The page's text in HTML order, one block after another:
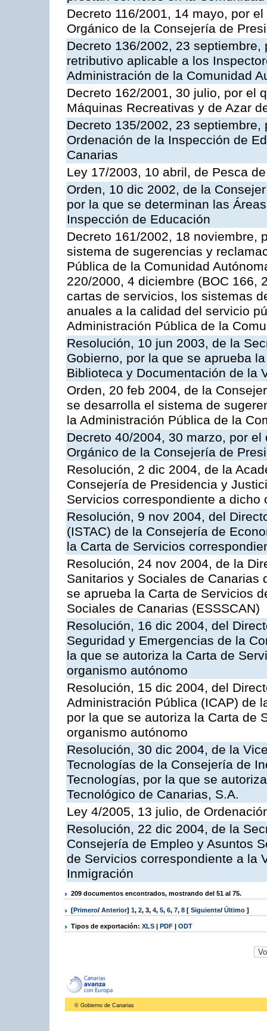
Decreto 116/2001, 14 mayo, por
Orgánico de la Consejería de
Decreto 136/2002, 23
retributivo aplicable a los
Administración de la Comunidad
Decreto 162/2001, 30 julio, por el
Máquinas Recreativas y de Azar
Decreto 135/2002, 23
Ordenación de la Inspección de
Canarias
Ley 17/2003, 10 abril, de Pesca
Orden, 10 dic 2002, de la
por la que se determinan las
Inspección de Educación
Decreto 161/2002, 18 noviembre,
sistema de sugerencias y
Pública de la Comunidad
220/2000, 4 diciembre (BOC 166,
cartas de servicios, los sistemas
anuales a la calidad del servicio
Administración Pública de la
Resolución, 10 jun 2003, de la
Gobierno, por la que se aprueba
Biblioteca y Documentación de la
Orden, 20 feb 2004, de la
se desarrolla el sistema de
la Administración Pública de la
Decreto 40/2004, 30 marzo, por
Orgánico de la Consejería de
Resolución, 2 dic 2004, de la
Consejería de Presidencia y
Servicios correspondiente a dicho
Resolución, 9 nov 2004, del
(ISTAC) de la Consejería de
la Carta de Servicios
Resolución, 24 nov 2004, de la
Sanitarios y Sociales de Canarias
se aprueba la Carta de Servicios
Sociales de Canarias (ESSSCAN)
Resolución, 16 dic 2004, del
Seguridad y Emergencias de la
la que se autoriza la Carta de
organismo autónomo
Resolución, 15 dic 2004, del
Administración Pública (ICAP) de
por la que se autoriza la Carta de
organismo autónomo
Resolución, 30 dic 2004, de la
Tecnologías de la Consejería de
Tecnologías, por la que se
Tecnológico de Canarias, S.A.
Ley 4/2005, 13 julio, de
Resolución, 22 dic 2004, de la
Consejería de Empleo y Asuntos
de Servicios correspondiente a la
Inmigración
209 documentos encontrados, mostrando del 51 al 75.
[Primero/ Anterior] 1, 2, 3, 4, 5, 6, 7, 8 [ Siguiente/ Último ]
Tipos de exportación: XLS | PDF | ODT
© Gobierno de Canarias